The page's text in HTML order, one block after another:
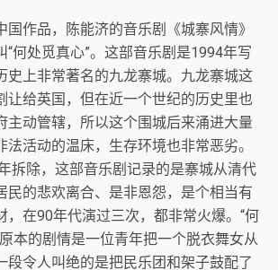
国作品，陈能济的音乐剧《城寨风情》
“何处觅真心”。这部音乐剧是1994年写
史上非常著名的九龙寨城。九龙寨城这
让给英国，但在近一个世纪的历史里也
主动管辖，所以这个围城后来涌进大量
法活动的温床，生存环境也非常恶劣。
拆除，这部音乐剧记录的是寨城从清代
民的悲欢离合、是非恩怨，是个相当有
，在90年代演过三次，都非常火爆。“何
本的剧情是一位青年把一个脱衣舞女从
段令人叫绝的是把民乐团和架子鼓配了